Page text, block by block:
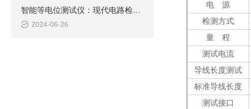
智能等电位测试仪：现代电路检测的得力助手
2024-06-26
电 源
检测方式
量 程
测试电流
导线长度测试
标准导线长度
测试接口